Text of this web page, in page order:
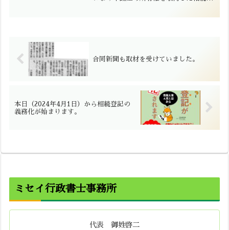
合同新聞も取材を受けていました。
本日（2024年4月1日）から相続登記の
義務化が始まります。
ミセイ行政書士事務所
代表 御姓啓二